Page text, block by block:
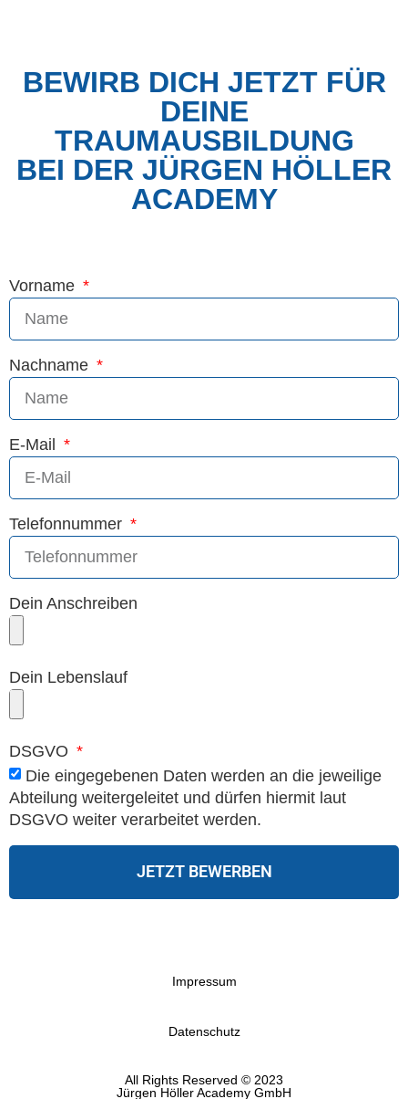
entsperren
BEWIRB DICH JETZT FÜR
DEINE
TRAUMAUSBILDUNG
BEI DER JÜRGEN HÖLLER
ACADEMY
Vorname
Nachname
E-Mail
Telefonnummer
Dein Anschreiben
Dein Lebenslauf
DSGVO
Die eingegebenen Daten werden an die jeweilige
Abteilung weitergeleitet und dürfen hiermit laut
DSGVO weiter verarbeitet werden.
JETZT BEWERBEN
Impressum
Datenschutz
All Rights Reserved © 2023
Jürgen Höller Academy GmbH